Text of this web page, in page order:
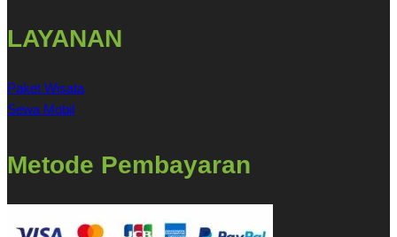
LAYANAN
Paket Wisata
Sewa Mobil
Metode Pembayaran